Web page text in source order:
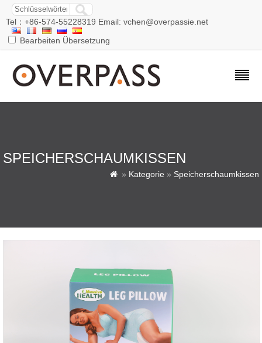
Tel：+86-574-55228319 Email: vchen@overpassie.net
Bearbeiten Übersetzung
SPEICHERSCHAUMKISSEN
 » Kategorie » Speicherschaumkissen